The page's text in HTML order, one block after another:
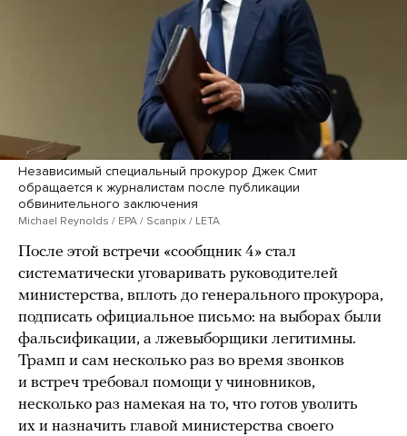
Независимый специальный прокурор Джек Смит
обращается к журналистам после публикации
обвинительного заключения
Michael Reynolds / EPA / Scanpix / LETA
После этой встречи «сообщник 4» стал
систематически уговаривать руководителей
министерства, вплоть до генерального прокурора,
подписать официальное письмо: на выборах были
фальсификации, а лжевыборщики легитимны.
Трамп и сам несколько раз во время звонков
и встреч требовал помощи у чиновников,
несколько раз намекая на то, что готов уволить
их и назначить главой министерства своего